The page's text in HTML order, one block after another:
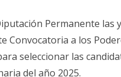
Permanente las
Convocatoria a los
seleccionar las
del año 2025.